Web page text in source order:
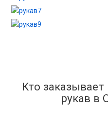
Кто
рукав в